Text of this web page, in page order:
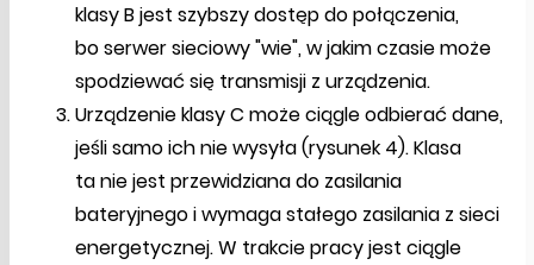
klasy B jest szybszy dostęp do połączenia,
bo serwer sieciowy "wie", w jakim czasie może
spodziewać się transmisji z urządzenia.
Urządzenie klasy C może ciągle odbierać dane,
jeśli samo ich nie wysyła (rysunek 4). Klasa
ta nie jest przewidziana do zasilania
bateryjnego i wymaga stałego zasilania z sieci
energetycznej. W trakcie pracy jest ciągle